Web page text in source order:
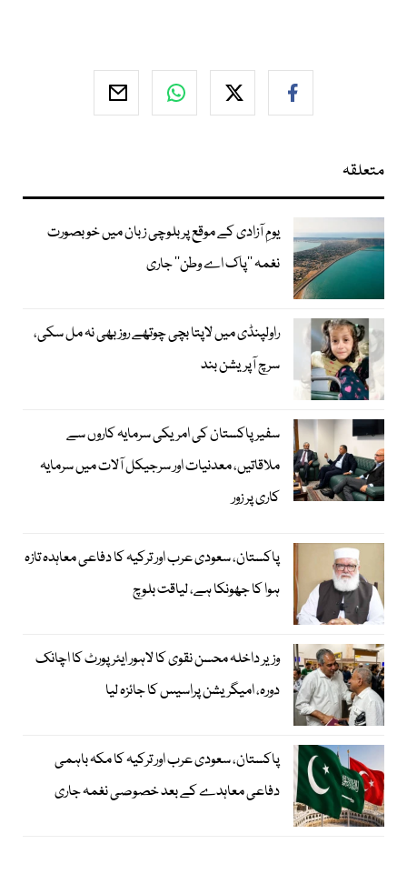
متعلقہ
یومِ آزادی کے موقع پر بلوچی زبان میں خوبصورت
نغمہ ’’پاک اے وطن‘‘ جاری
راولپنڈی میں لاپتا بچی چوتھے روز بھی نہ مل سکی،
سرچ آپریشن بند
سفیر پاکستان کی امریکی سرمایہ کاروں سے
ملاقاتیں، معدنیات اور سرجیکل آلات میں سرمایہ
کاری پر زور
پاکستان، سعودی عرب اور ترکیہ کا دفاعی معاہدہ تازہ
ہوا کا جھونکا ہے، لیاقت بلوچ
وزیر داخلہ محسن نقوی کا لاہور ایئر پورٹ کا اچانک
دورہ، امیگریشن پراسیس کا جائزہ لیا
پاکستان، سعودی عرب اور ترکیہ کا مکہ باہمی
دفاعی معاہدے کے بعد خصوصی نغمہ جاری